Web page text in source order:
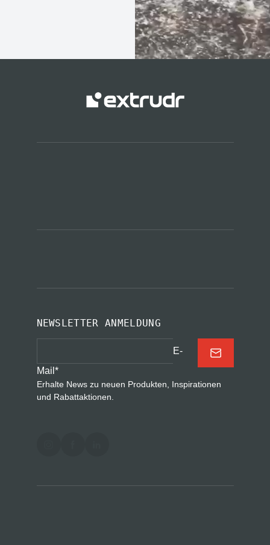
NEWSLETTER ANMELDUNG
E-
Mail *
Erhalte News zu neuen Produkten, Inspirationen
und Rabattaktionen.